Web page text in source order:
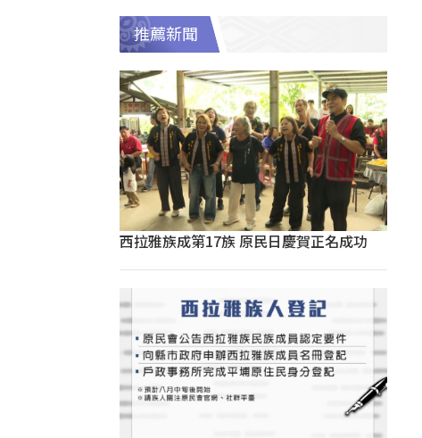
推薦新聞
西拉雅族成第17族 原民日慶賀正名成功